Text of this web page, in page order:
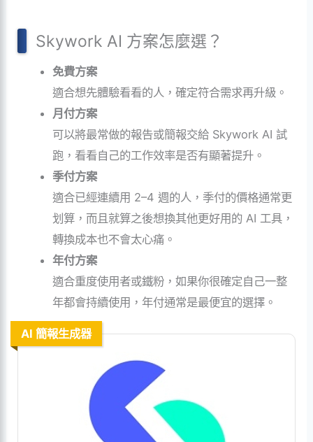
Skywork AI 方案怎麼選？
免費方案
適合想先體驗看看的人，確定符合需求再升級。
月付方案
可以將最常做的報告或簡報交給 Skywork AI 試
跑，看看自己的工作效率是否有顯著提升。
季付方案
適合已經連續用 2–4 週的人，季付的價格通常更
划算，而且就算之後想換其他更好用的 AI 工具，
轉換成本也不會太心痛。
年付方案
適合重度使用者或鐵粉，如果你很確定自己一整
年都會持續使用，年付通常是最便宜的選擇。
AI 簡報生成器